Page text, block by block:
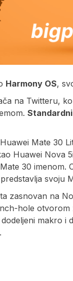
Harmony OS,
na Twitteru,
Mate 30
Huawei Nova
30
svoju
zasnovan na
hole
makro i